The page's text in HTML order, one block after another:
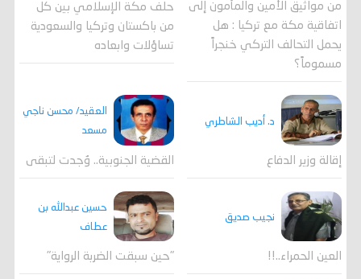
من مواثيق الأمين والمأمون إلى
اتفاقية مكة مع تركيا : هل
يحمل التحالف التركي خنجراً
مسموماً؟
حلف مكة الإسلامي بين كل
من باكستان وتركيا والسعودية
تساؤلات وابعاده
د. أديب الشاطري
إقالة وزير الدفاع
العقيد/ محسن ناجي
مسعد
القضية الجنوبية.. وُجدت لتبقى
نجيب صديق
العين الحمراء..!!
حسين عبدالله بن
عطاف
"حين سبقت الضربة الرواية"